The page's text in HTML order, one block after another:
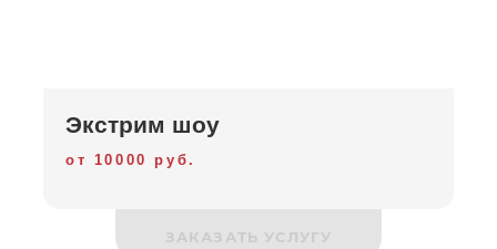
Экстрим шоу
от 10000 руб.
ЗАКАЗАТЬ УСЛУГУ